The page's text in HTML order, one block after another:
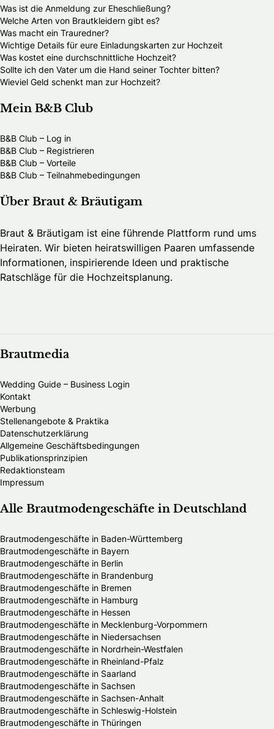
Was ist die Anmeldung zur Eheschließung?
Welche Arten von Brautkleidern gibt es?
Was macht ein Trauredner?
Wichtige Details für eure Einladungskarten zur Hochzeit
Was kostet eine durchschnittliche Hochzeit?
Sollte ich den Vater um die Hand seiner Tochter bitten?
Wieviel Geld schenkt man zur Hochzeit?
Mein B&B Club
B&B Club – Log in
B&B Club – Registrieren
B&B Club – Vorteile
B&B Club – Teilnahmebedingungen
Über Braut & Bräutigam
Braut & Bräutigam ist eine führende Plattform rund ums
Heiraten. Wir bieten heiratswilligen Paaren umfassende
Informationen, inspirierende Ideen und praktische
Ratschläge für die Hochzeitsplanung.
Brautmedia
Wedding Guide – Business Login
Kontakt
Werbung
Stellenangebote & Praktika
Datenschutzerklärung
Allgemeine Geschäftsbedingungen
Publikationsprinzipien
Redaktionsteam
Impressum
Alle Brautmodengeschäfte in Deutschland
Brautmodengeschäfte in Baden-Württemberg
Brautmodengeschäfte in Bayern
Brautmodengeschäfte in Berlin
Brautmodengeschäfte in Brandenburg
Brautmodengeschäfte in Bremen
Brautmodengeschäfte in Hamburg
Brautmodengeschäfte in Hessen
Brautmodengeschäfte in Mecklenburg-Vorpommern
Brautmodengeschäfte in Niedersachsen
Brautmodengeschäfte in Nordrhein-Westfalen
Brautmodengeschäfte in Rheinland-Pfalz
Brautmodengeschäfte in Saarland
Brautmodengeschäfte in Sachsen
Brautmodengeschäfte in Sachsen-Anhalt
Brautmodengeschäfte in Schleswig-Holstein
Brautmodengeschäfte in Thüringen